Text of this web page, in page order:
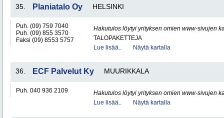
35. Planiatalo Oy HELSINKI
Puh. (09) 759 7040
Puh. (09) 855 3570
Faksi (09) 8553 5757
Hakutulos löytyi yrityksen omien www-sivujen
TALOPAKETTEJA
Lue lisää..
Näytä kartalla
36. ECF Palvelut Ky MUURIKKALA
Puh. 040 936 2109
Hakutulos löytyi yrityksen omien www-sivujen
Lue lisää..
Näytä kartalla